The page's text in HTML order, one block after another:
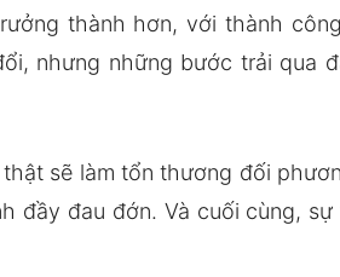
thành hơn, với thành
nhưng những bước trải qua
sẽ làm tổn thương đối
đầy đau đớn. Và cuối cùng,